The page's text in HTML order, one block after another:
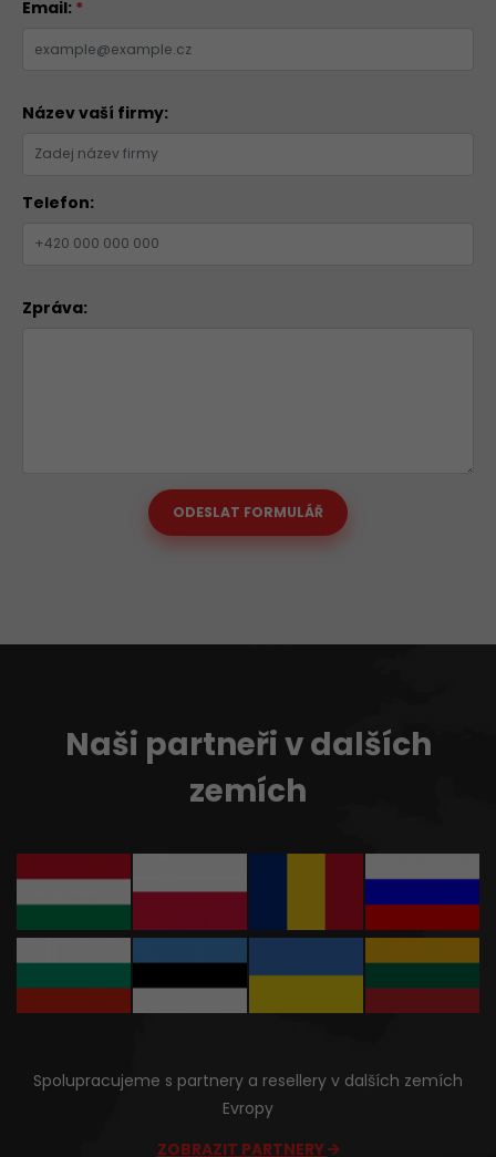
Email: *
Název vaší firmy:
Telefon:
Zpráva:
ODESLAT FORMULÁŘ
Naši partneři v dalších
zemích
Spolupracujeme s partnery a resellery v dalších zemích
Evropy
ZOBRAZIT PARTNERY